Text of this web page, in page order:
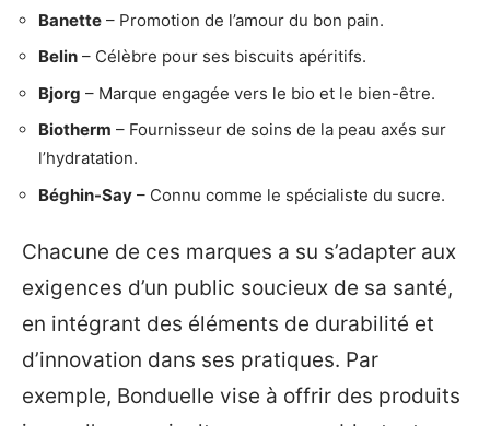
Banette – Promotion de l’amour du bon pain.
Belin – Célèbre pour ses biscuits apéritifs.
Bjorg – Marque engagée vers le bio et le bien-être.
Biotherm – Fournisseur de soins de la peau axés sur
l’hydratation.
Béghin-Say – Connu comme le spécialiste du sucre.
Chacune de ces marques a su s’adapter aux
exigences d’un public soucieux de sa santé,
en intégrant des éléments de durabilité et
d’innovation dans ses pratiques. Par
exemple, Bonduelle vise à offrir des produits